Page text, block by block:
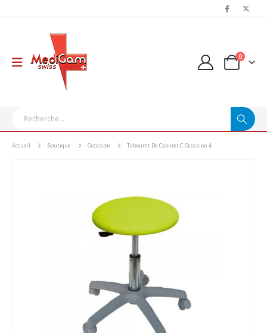
0
Accueil Boutique Occasion Tabouret De Cabinet C-Occasion 4